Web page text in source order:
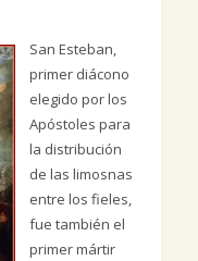
San Esteban,
primer diácono
elegido por los
Apóstoles para
la distribución
de las limosnas
entre los fieles,
fue también el
primer mártir